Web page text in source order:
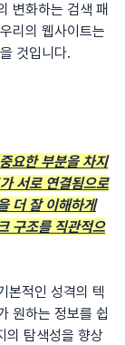
변화하는 검색 패
리의 웹사이트는
것입니다.
요한 부분을 차지
서로 연결됨으로
더 잘 이해하게
구조를 직관적으
본적인 성격의 텍
원하는 정보를 쉽
의 탐색성을 향상